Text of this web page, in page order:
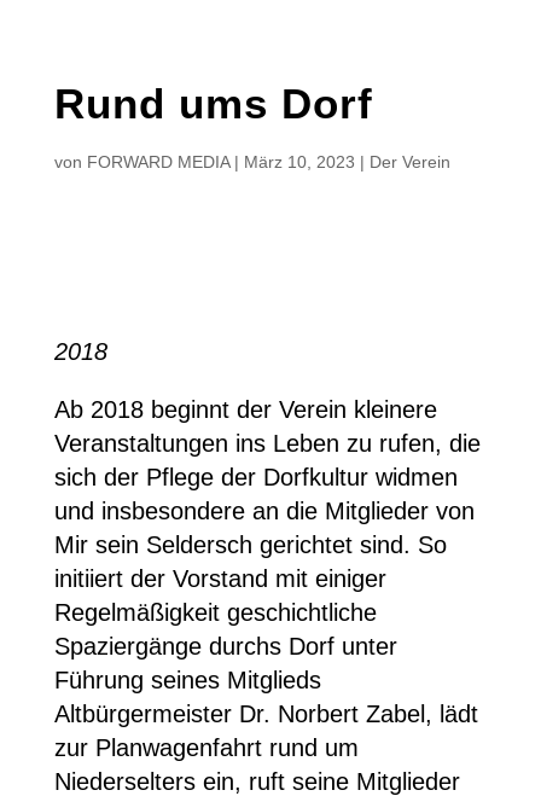
Rund ums Dorf
von FORWARD MEDIA| März 10, 2023 | Der Verein
2018
Ab 2018 beginnt der Verein kleinere
Veranstaltungen ins Leben zu rufen, die
sich der Pflege der Dorfkultur widmen
und insbesondere an die Mitglieder von
Mir sein Seldersch gerichtet sind. So
initiiert der Vorstand mit einiger
Regelmäßigkeit geschichtliche
Spaziergänge durchs Dorf unter
Führung seines Mitglieds
Altbürgermeister Dr. Norbert Zabel, lädt
zur Planwagenfahrt rund um
Niederselters ein, ruft seine Mitglieder